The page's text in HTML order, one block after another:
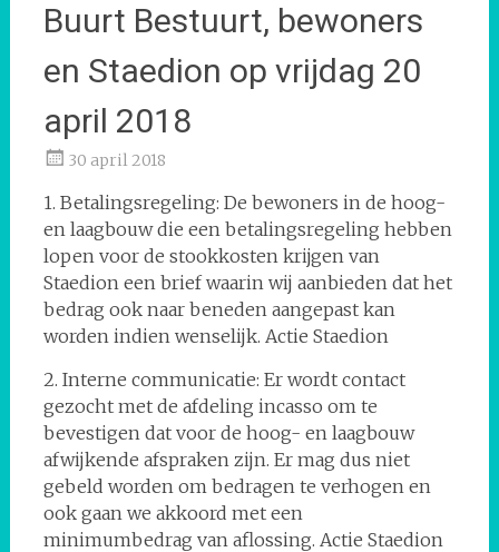
Buurt Bestuurt, bewoners
en Staedion op vrijdag 20
april 2018
30 april 2018
1. Betalingsregeling: De bewoners in de hoog-
en laagbouw die een betalingsregeling hebben
lopen voor de stookkosten krijgen van
Staedion een brief waarin wij aanbieden dat het
bedrag ook naar beneden aangepast kan
worden indien wenselijk. Actie Staedion
2. Interne communicatie: Er wordt contact
gezocht met de afdeling incasso om te
bevestigen dat voor de hoog- en laagbouw
afwijkende afspraken zijn. Er mag dus niet
gebeld worden om bedragen te verhogen en
ook gaan we akkoord met een
minimumbedrag van aflossing. Actie Staedion